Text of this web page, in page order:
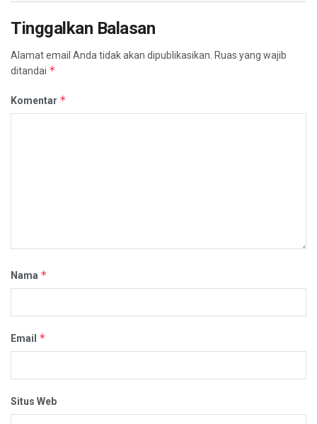
Tinggalkan Balasan
Alamat email Anda tidak akan dipublikasikan. Ruas yang wajib
ditandai *
Komentar *
Nama *
Email *
Situs Web